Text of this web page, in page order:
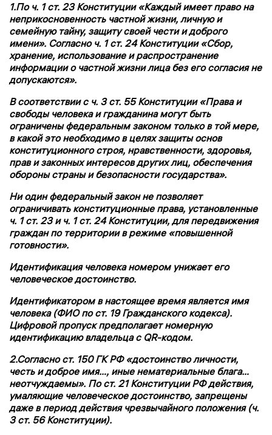
1.По ч. 1 ст. 23 Конституции «Каждый имеет право на
неприкосновенность частной жизни, личную и
семейную тайну, защиту своей чести и доброго
имени». Согласно ч. 1 ст. 24 Конституции «Сбор,
хранение, использование и распространение
информации о частной жизни лица без его согласия не
допускаются».
В соответствии с ч. 3 ст. 55 Конституции «Права и
свободы человека и гражданина могут быть
ограничены федеральным законом только в той мере,
в какой это необходимо в целях защиты основ
конституционного строя, нравственности, здоровья,
прав и законных интересов других лиц, обеспечения
обороны страны и безопасности государства».
Ни один федеральный закон не позволяет
ограничивать конституционные права, установленные
ч. 1 ст. 23 и ч. 1 ст. 24 Конституции, для передвижения
граждан по территории в режиме «повышенной
готовности».
Идентификация человека номером унижает его
человеческое достоинство.
Идентификатором в настоящее время является имя
человека (ФИО по ст. 19 Гражданского кодекса).
Цифровой пропуск предполагает номерную
идентификацию владельца с QR-кодом.
2.Согласно ст. 150 ГК РФ «достоинство личности,
честь и доброе имя…, иные нематериальные блага…
неотчуждаемы». По ст. 21 Конституции РФ действия,
умаляющие человеческое достоинство, запрещены
даже в период действия чрезвычайного положения (ч.
3 ст. 56 Конституции).